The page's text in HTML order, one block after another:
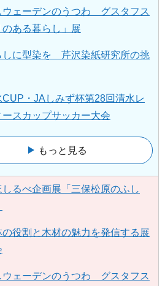
ウェーデンのうつわ グスタフス
のある暮らし」展
しに型染を 芹沢染紙研究所の挑
CUP・JAしみず杯第28回清水レ
ースカップサッカー大会
もっと見る
しるべ企画展「三保松原のふし
の役割と木材の魅力を発信する展
ウェーデンのうつわ グスタフス